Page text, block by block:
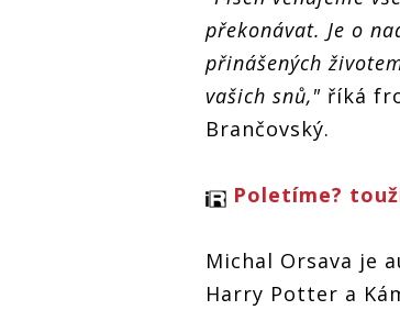
vyzývají k
vlastních limitů
překonávat. Je o
přinášených
vašich snů," říká
Brančovský.
Poletíme?
Michal Orsava je
Harry Potter a